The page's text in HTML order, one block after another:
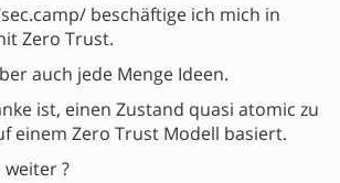
beschäftige ich mich in
Zero Trust.
auch jede Menge Ideen.
ist, einen Zustand quasi atomic zu
einem Zero Trust Modell basiert.
?